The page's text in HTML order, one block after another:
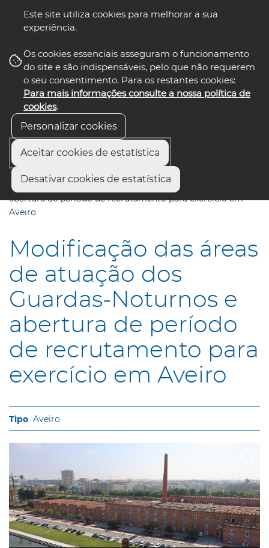
Este site utiliza cookies para melhorar a sua
experiência.
Os cookies essenciais asseguram o funcionamento
do site e são indispensáveis, pelo que não requerem
o seu consentimento. Para os restantes cookies:
Para mais informações consulte a nossa política de
cookies.
Personalizar cookies
Aceitar cookies de estatística
Desativar cookies de estatística
nos select language
Início
Modificação das áreas de atuação dos Guardas-Noturnos e
abertura de período de recrutamento para exercício em
Aveiro
Modificação das áreas
de atuação dos
Guardas-Noturnos e
abertura de período
de recrutamento para
exercício em Aveiro
Aveiro